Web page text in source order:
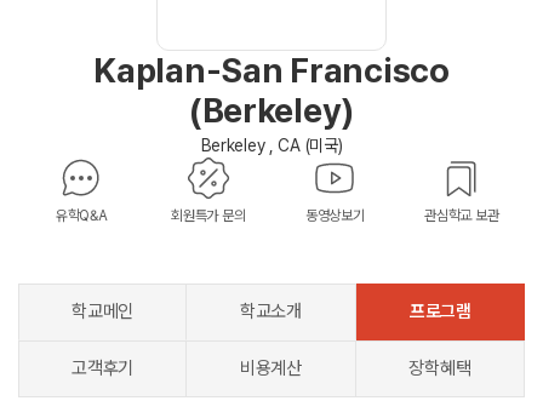
Kaplan-San Francisco
(Berkeley)
Berkeley , CA (미국)
유학Q&A 회원특가 문의 동영상보기 관심학교 보관
학교메인 학교소개 프로그램
고객후기 비용계산 장학혜택